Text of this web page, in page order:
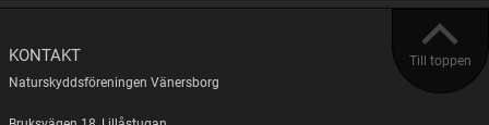
Till toppen
KONTAKT
Naturskyddsföreningen Vänersborg